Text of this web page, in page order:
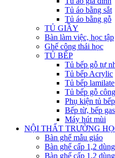
Tủ áo bằng sắt
Tủ áo bằng gỗ
TỦ GIẦY
Bàn làm việc, học tập
Ghế công thái học
TỦ BẾP
Tủ bếp gỗ tự
Tủ bếp Acrylic
Tủ bếp lamilate
Tủ bếp gỗ
Phụ kiện tủ bếp
Bếp từ, bếp gas
Máy hút mùi
NỘI THẤT TRƯỜNG
Bàn ghế mẫu giáo
Bàn ghế cấp 1,2
Bàn ghế cấp 1,2